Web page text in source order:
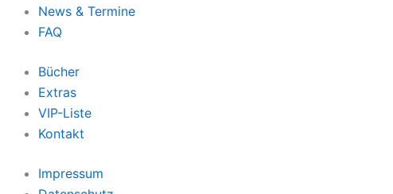
News & Termine
FAQ
Bücher
Extras
VIP-Liste
Kontakt
Impressum